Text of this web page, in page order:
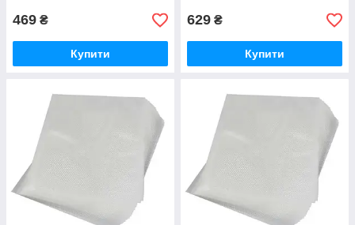
469 ₴
Купити
629 ₴
Купити